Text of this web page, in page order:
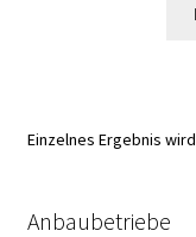
Einzelnes Ergebnis
Anbaubetriebe